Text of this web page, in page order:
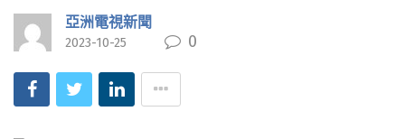
亞洲電視新聞
2023-10-25 0